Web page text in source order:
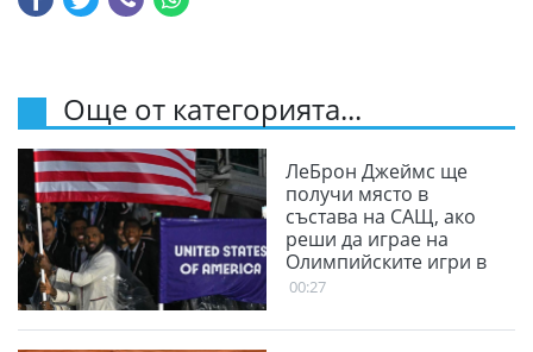
Още от категорията...
ЛеБрон Джеймс ще
получи място в
състава на САЩ, ако
реши да играе на
Олимпийските игри в
Лос Анджелис
00:27